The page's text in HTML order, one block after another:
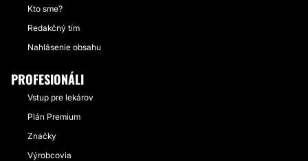
Kto sme?
Redakčný tím
Nahlásenie obsahu
PROFESIONÁLI
Vstup pre lekárov
Plán Premium
Značky
Výrobcovia